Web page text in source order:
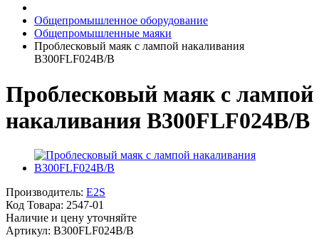
Общепромышленное оборудование
Общепромышленные маяки
Проблесковый маяк с лампой накаливания
B300FLF024B/B
Проблесковый маяк с лампой
накаливания B300FLF024B/B
Производитель: E2S
Код Товара: 2547-01
Наличие и цену уточняйте
Артикул: B300FLF024B/B